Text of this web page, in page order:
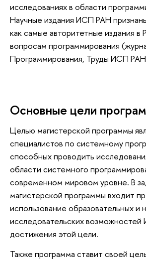
исследованиях в области
Научные издания ИСП РАН
как самые авторитетные издания в
вопросам программирования
Программирования, Труды ИСП
Основные цели
Целью магистерской программы
специалистов по системному
способных проводить
области системного
современном мировом уровне. В
магистерской программы входит
использование образовательных и
исследовательских
достижения этой цели.
Также программа ставит своей